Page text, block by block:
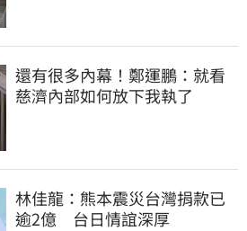
還有很多內幕！鄭運鵬：就看
慈濟內部如何放下我執了
林佳龍：熊本震災台灣捐款已
逾2億 台日情誼深厚